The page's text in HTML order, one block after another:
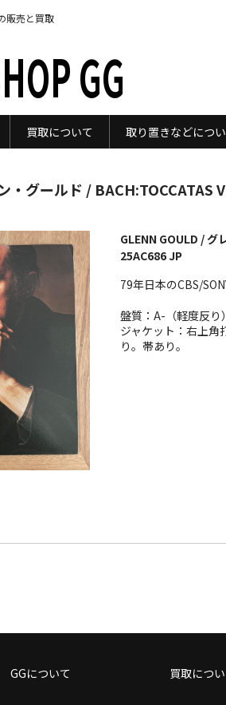
販売と買取
GG
買取について 取り置きなどにつ
・グールド / BACH:TOCCATAS
GLENN GOULD / グ
25AC686 JP
79年日本のCBS/
盤質：A-（軽度反り）
ジャケット：右上角
り。帯あり。
GGについて 買取につ